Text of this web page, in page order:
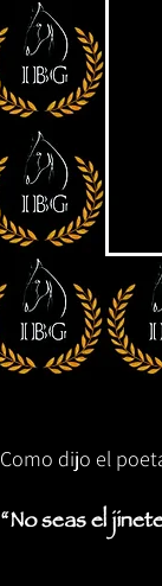
Como dijo el
“No seas el